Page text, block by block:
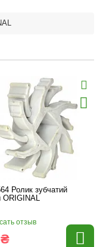
Ролик зубчатий
отзыв